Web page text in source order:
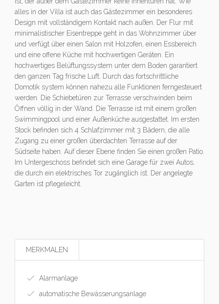
alles in der Villa ist auch das Gästezimmer ein besonderes
Design mit vollständigem Kontakt nach außen. Der Flur mit
minimalistischer Eisentreppe geht in das Wohnzimmer über
und verfügt über einen Salon mit Holzofen, einen Essbereich
und eine offene Küche mit hochwertigen Geräten. Ein
hochwertiges Belüftungssystem unter dem Boden garantiert
den ganzen Tag frische Luft. Durch das fortschrittliche
Domotik system können nahezu alle Funktionen ferngesteuert
werden. Die Schiebetüren zur Terrasse verschwinden beim
Öffnen völlig in der Wand. Die Terrasse ist mit einem großen
Swimmingpool und einer Außenküche ausgestattet. Im ersten
Stock befinden sich 4 Schlafzimmer mit 3 Bädern, die alle
Zugang zu einer großen überdachten Terrasse auf der
Südseite haben. Auf dieser Ebene finden Sie einen großen Patio.
Im Untergeschoss befindet sich eine Garage für zwei Autos,
die durch ein elektrisches Tor zugänglich ist. Der angelegte
Garten ist pflegeleicht.
MERKMALEN
Alarmanlage
automatische Bewässerungsanlage